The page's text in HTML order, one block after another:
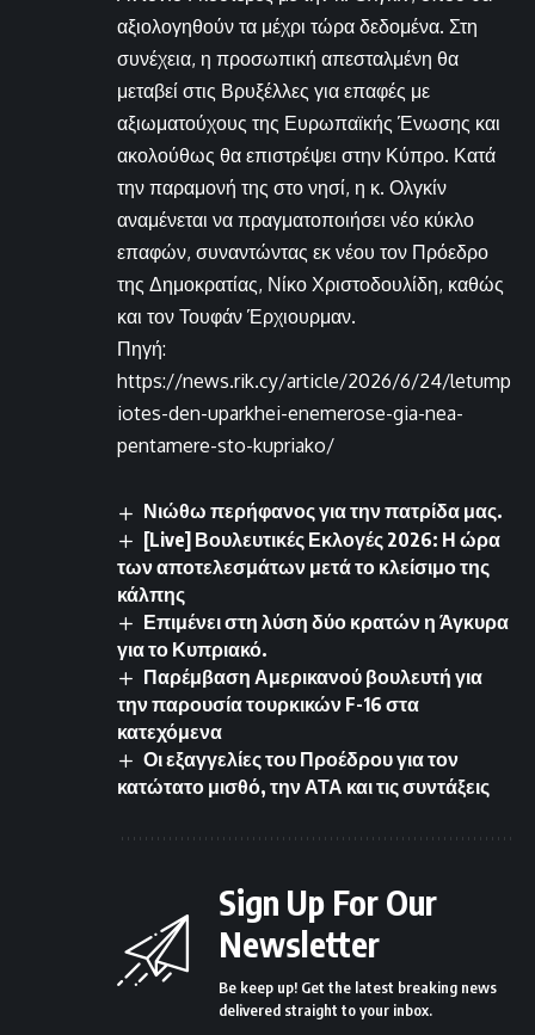
αξιολογηθούν τα μέχρι τώρα δεδομένα. Στη
συνέχεια, η προσωπική απεσταλμένη θα
μεταβεί στις Βρυξέλλες για επαφές με
αξιωματούχους της Ευρωπαϊκής Ένωσης και
ακολούθως θα επιστρέψει στην Κύπρο. Κατά
την παραμονή της στο νησί, η κ. Ολγκίν
αναμένεται να πραγματοποιήσει νέο κύκλο
επαφών, συναντώντας εκ νέου τον Πρόεδρο
της Δημοκρατίας, Νίκο Χριστοδουλίδη, καθώς
και τον Τουφάν Έρχιουρμαν.
Πηγή:
https://news.rik.cy/article/2026/6/24/letump
iotes-den-uparkhei-enemerose-gia-nea-
pentamere-sto-kupriako/
Νιώθω περήφανος για την πατρίδα μας.
[Live] Βουλευτικές Εκλογές 2026: Η ώρα
των αποτελεσμάτων μετά το κλείσιμο της
κάλπης
Επιμένει στη λύση δύο κρατών η Άγκυρα
για το Κυπριακό.
Παρέμβαση Αμερικανού βουλευτή για
την παρουσία τουρκικών F-16 στα
κατεχόμενα
Οι εξαγγελίες του Προέδρου για τον
κατώτατο μισθό, την ΑΤΑ και τις συντάξεις
Sign Up For Our
Newsletter
Be keep up! Get the latest breaking news
delivered straight to your inbox.